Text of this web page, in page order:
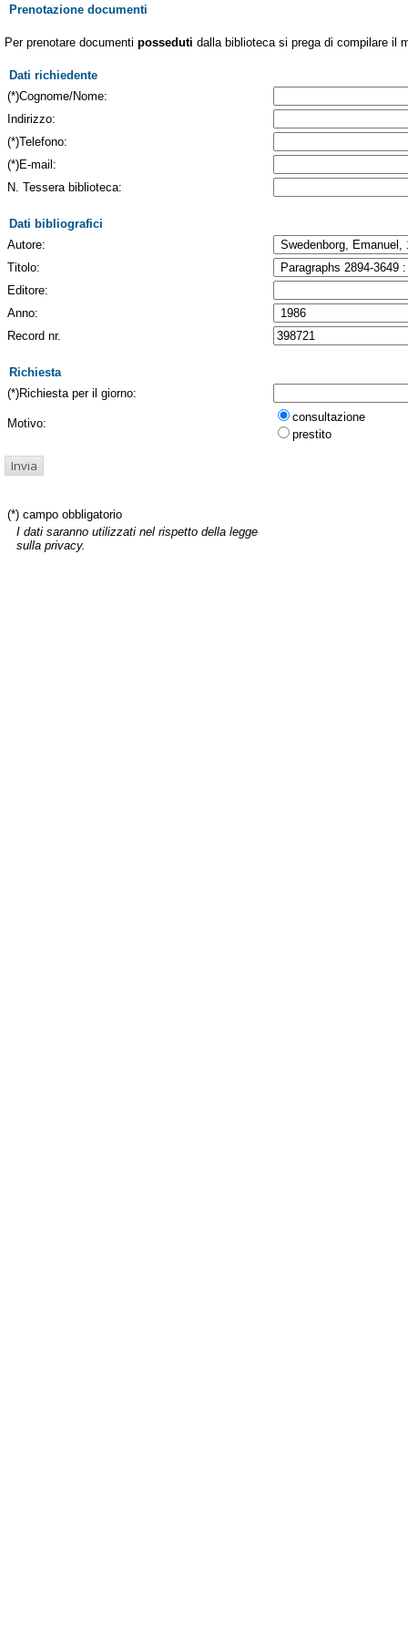
Prenotazione documenti
Per prenotare documenti posseduti dalla biblioteca si prega di compilare il
Dati richiedente
(*)Cognome/Nome:
Indirizzo:
(*)Telefono:
(*)E-mail:
N. Tessera biblioteca:
Dati bibliografici
Autore:
Titolo:
Editore:
Anno:
Record nr.
Richiesta
(*)Richiesta per il giorno:
Motivo:
consultazione
prestito
(*) campo obbligatorio
I dati saranno utilizzati nel rispetto della legge
sulla privacy.